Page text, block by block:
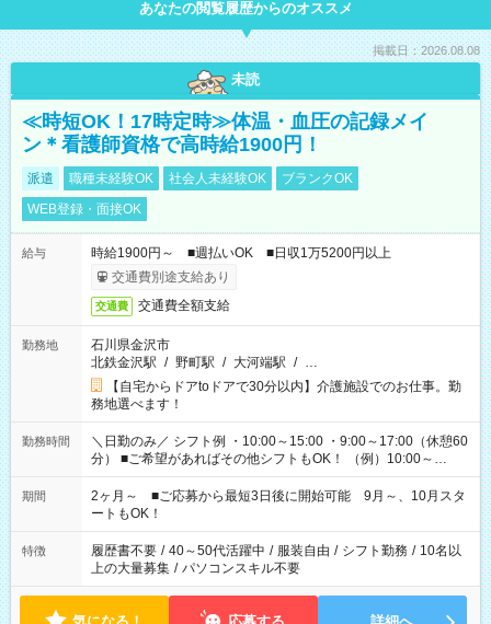
あなたの閲覧履歴からのオススメ
掲載日：2026.08.08
未読
≪時短OK！17時定時≫体温・血圧の記録メイ
ン＊看護師資格で高時給1900円！
派遣 職種未経験OK 社会人未経験OK
ブランクOK
WEB登録・面接OK
給与
時給1900円～ ■週払いOK ■日収1万5200円以上
交通費別途支給あり
交通費 交通費全額支給
勤務地
石川県金沢市
北鉄金沢駅 / 野町駅 / 大河端駅 / …
【自宅からドアtoドアで30分以内】介護施設でのお仕事。勤
務地選べます！
勤務時間
＼日勤のみ／ シフト例 ・10:00～15:00 ・9:00～17:00（休憩60
分） ■ご希望があればその他シフトもOK！ （例）10:00～
19:00 など 「家族とお休みを合わせたい」 「できれば残業は
したくない」 など、あなたのご希望に沿ったお仕事をご紹介し
ます！ ※Wワーク希望の方へ 今ご覧のお仕事で希望する勤務時
間と、もう1つのお仕事の勤務時間。 合計で週40時間を超える
場合は応募できません
期間
2ヶ月～ ■ご応募から最短3日後に開始可能 9月～、10月スタ
ートもOK！
特徴 履歴書不要 / 40～50代活躍中 / 服装自由 / シフト勤務 / 10名以
上の大量募集 / パソコンスキル不要